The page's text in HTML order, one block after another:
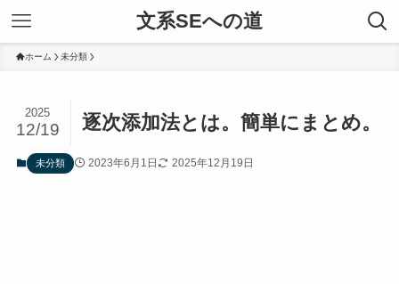
文系SEへの道
ホーム 未分類
逐次添加法とは。簡単にまとめ。
2025
12/19
未分類 2023年6月1日 2025年12月19日